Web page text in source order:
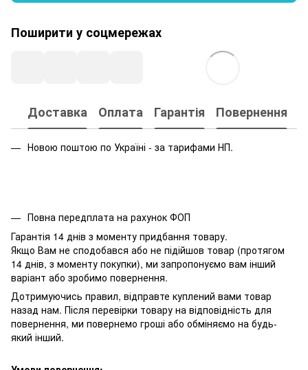
Поширити у соцмережах
Доставка Оплата Гарантія Повернення
Новою поштою по Україні - за тарифами НП.
Повна передплата на рахунок ФОП
Гарантія 14 днів з моменту придбання товару.
Якщо Вам не сподобався або не підійшов товар (протягом
14 днів, з моменту покупки), ми запропонуємо вам інший
варіант або зробимо повернення.
Дотримуючись правил, відправте куплений вами товар
назад нам. Після перевірки товару на відповідність для
повернення, ми повернемо гроші або обміняємо на будь-
який інший.